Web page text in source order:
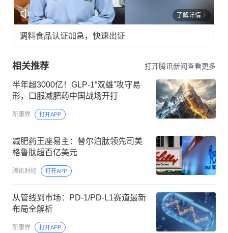
了解详情
调料食品认证加急，快速出证
相关推荐 打开腾讯新闻查看更多
半年超3000亿！GLP-1“双雄”攻守易
形，口服减肥药中国战场开打
新康界 打开APP
减肥药王座易主：替尔泊肽领先司美
格鲁肽超百亿美元
腾讯财经 打开APP
从管线到市场：PD-1/PD-L1赛道最新
布局全解析
新康界 打开APP